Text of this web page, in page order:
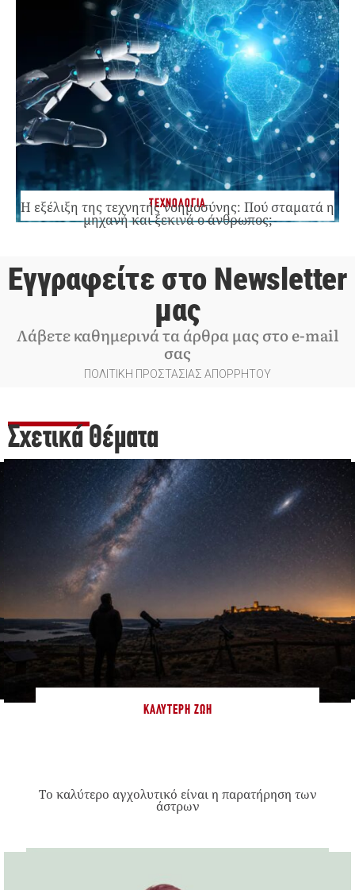
ΤΕΧΝΟΛΟΓΙΑ
Η εξέλιξη της τεχνητής νοημοσύνης: Πού σταματά η
μηχανή και ξεκινά ο άνθρωπος;
Εγγραφείτε στο Newsletter
μας
Λάβετε καθημερινά τα άρθρα μας στο e-mail
σας
ΠΟΛΙΤΙΚΗ ΠΡΟΣΤΑΣΙΑΣ ΑΠΟΡΡΗΤΟΥ
Σχετικά Θέματα
ΚΑΛΎΤΕΡΗ ΖΩΉ
Το καλύτερο αγχολυτικό είναι η παρατήρηση των
άστρων